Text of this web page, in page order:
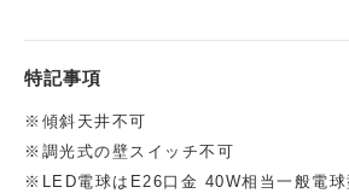
特記事項
※傾斜天井不可
※調光式の壁スイッチ不可
※LED電球はE26口金 40W相当一般電球